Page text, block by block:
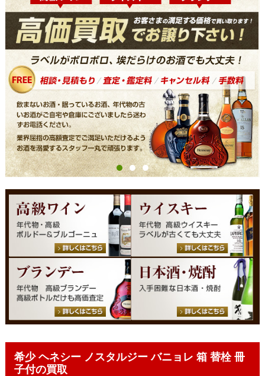
希少 ヘネシー ノスタルジー バニョレ 箱 替栓 冊
子付の買取